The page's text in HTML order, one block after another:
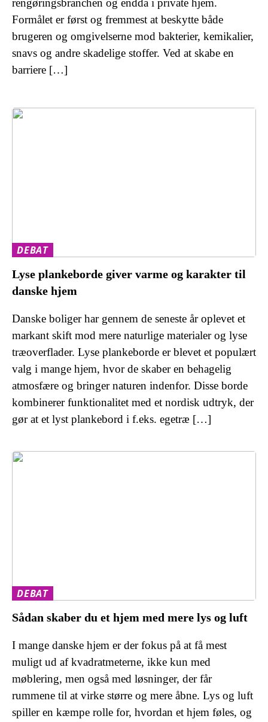
rengøringsbranchen og endda i private hjem.
Formålet er først og fremmest at beskytte både
brugeren og omgivelserne mod bakterier, kemikalier,
snavs og andre skadelige stoffer. Ved at skabe en
barriere […]
DEBAT
Lyse plankeborde giver varme og karakter til
danske hjem
Danske boliger har gennem de seneste år oplevet et
markant skift mod mere naturlige materialer og lyse
træoverflader. Lyse plankeborde er blevet et populært
valg i mange hjem, hvor de skaber en behagelig
atmosfære og bringer naturen indenfor. Disse borde
kombinerer funktionalitet med et nordisk udtryk, der
gør at et lyst plankebord i f.eks. egetræ […]
DEBAT
Sådan skaber du et hjem med mere lys og luft
I mange danske hjem er der fokus på at få mest
muligt ud af kvadratmeterne, ikke kun med
møblering, men også med løsninger, der får
rummene til at virke større og mere åbne. Lys og luft
spiller en kæmpe rolle for, hvordan et hjem føles, og